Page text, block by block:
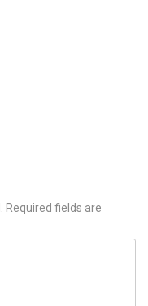
Required fields are